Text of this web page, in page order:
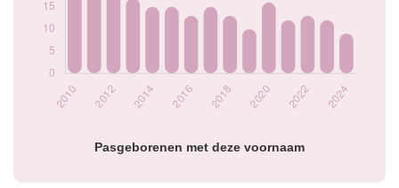
Pasgeborenen met deze voornaam
Popularité du
prénom Anne par
2022
2023